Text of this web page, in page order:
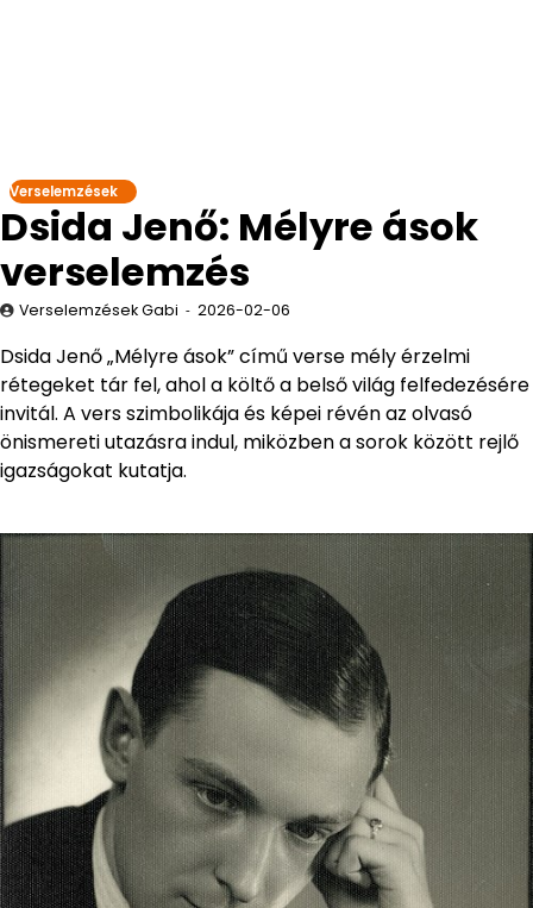
Verselemzések
Dsida Jenő: Mélyre ások
verselemzés
Verselemzések Gabi 2026-02-06
Dsida Jenő „Mélyre ások” című verse mély érzelmi
rétegeket tár fel, ahol a költő a belső világ felfedezésére
invitál. A vers szimbolikája és képei révén az olvasó
önismereti utazásra indul, miközben a sorok között rejlő
igazságokat kutatja.